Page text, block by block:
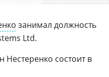
занимал должность
Ltd.
Нестеренко состоит в